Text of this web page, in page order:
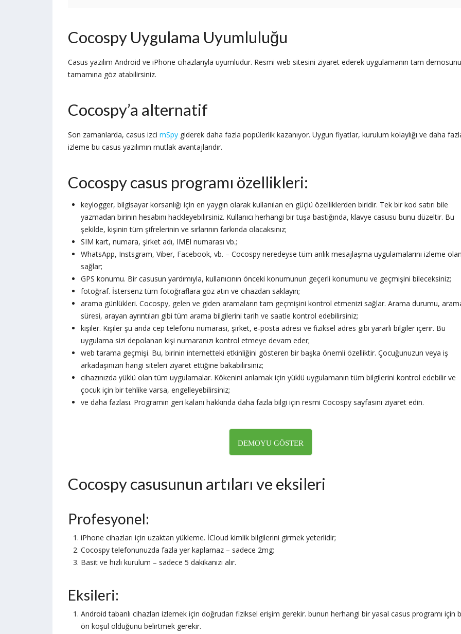
Cocospy Uygulama Uyumluluğu
Casus yazılım Android ve iPhone cihazlarıyla uyumludur. Resmi web sitesini ziyaret ederek uygulamanın tam
tamamına göz atabilirsiniz.
Cocospy’a alternatif
Son zamanlarda, casus izci mSpy giderek daha fazla popülerlik kazanıyor. Uygun fiyatlar, kurulum kolaylığı ve daha
izleme bu casus yazılımın mutlak avantajlarıdır.
Cocospy casus programı özellikleri:
keylogger, bilgisayar korsanlığı için en yaygın olarak kullanılan en güçlü özelliklerden biridir. Tek bir kod satırı bile
yazmadan birinin hesabını hackleyebilirsiniz. Kullanıcı herhangi bir tuşa bastığında, klavye casusu bunu düzeltir. Bu
şekilde, kişinin tüm şifrelerinin ve sırlarının farkında olacaksınız;
SIM kart, numara, şirket adı, IMEI numarası vb.;
WhatsApp, Instsgram, Viber, Facebook, vb. – Cocospy neredeyse tüm anlık mesajlaşma uygulamalarını izleme
sağlar;
GPS konumu. Bir casusun yardımıyla, kullanıcının önceki konumunun geçerli konumunu ve geçmişini bileceksiniz;
fotoğraf. İstersenz tüm fotoğraflara göz atın ve cihazdan saklayın;
arama günlükleri. Cocospy, gelen ve giden aramaların tam geçmişini kontrol etmenizi sağlar. Arama durumu,
süresi, arayan ayrıntıları gibi tüm arama bilgilerini tarih ve saatle kontrol edebilirsiniz;
kişiler. Kişiler şu anda cep telefonu numarası, şirket, e-posta adresi ve fiziksel adres gibi yararlı bilgiler içerir. Bu
uygulama sizi depolanan kişi numaranızı kontrol etmeye devam eder;
web tarama geçmişi. Bu, birinin internetteki etkinliğini gösteren bir başka önemli özelliktir. Çocuğunuzun veya iş
arkadaşınızın hangi siteleri ziyaret ettiğine bakabilirsiniz;
cihazınızda yüklü olan tüm uygulamalar. Kökenini anlamak için yüklü uygulamanın tüm bilgilerini kontrol edebilir ve
çocuk için bir tehlike varsa, engelleyebilirsiniz;
ve daha fazlası. Programın geri kalanı hakkında daha fazla bilgi için resmi Cocospy sayfasını ziyaret edin.
DEMOYU GÖSTER
Cocospy casusunun artıları ve eksileri
Profesyonel:
iPhone cihazları için uzaktan yükleme. İCloud kimlik bilgilerini girmek yeterlidir;
Cocospy telefonunuzda fazla yer kaplamaz – sadece 2mg;
Basit ve hızlı kurulum – sadece 5 dakikanızı alır.
Eksileri:
Android tabanlı cihazları izlemek için doğrudan fiziksel erişim gerekir. bunun herhangi bir yasal casus programı için
ön koşul olduğunu belirtmek gerekir.